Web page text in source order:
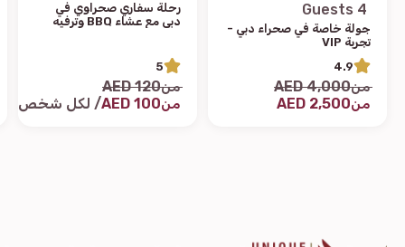
4 Guests
جولة خاصة في صحراء دبي -
تجربة VIP
4.9
من4,000 AED
من2,500 AED
رحلة سفاري صحراوي في
دبي مع عشاء BBQ وترفيه
5
من120 AED
من100 AED / لكل شخص